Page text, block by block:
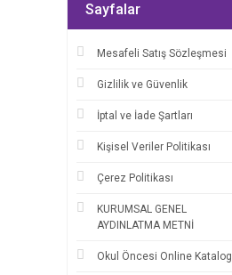
Sayfalar
Mesafeli Satış Sözleşmesi
Gizlilik ve Güvenlik
İptal ve İade Şartları
Kişisel Veriler Politikası
Çerez Politikası
KURUMSAL GENEL
AYDINLATMA METNİ
Okul Öncesi Online Katalog